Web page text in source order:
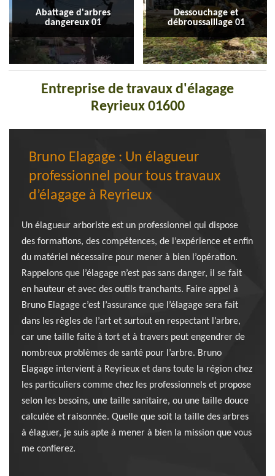
Abattage d'arbres
dangereux 01
Dessouchage et
débroussaillage 01
Entreprise de travaux d'élagage
Reyrieux 01600
Bruno Elagage : Un élagueur
professionnel pour tous travaux
d’élagage à Reyrieux
Un élagueur arboriste est un professionnel qui dispose
des formations, des compétences, de l’expérience et enfin
du matériel nécessaire pour mener à bien l’opération.
Rappelons que l’élagage n’est pas sans danger, il se fait
en hauteur et avec des outils tranchants. Faire appel à
Bruno Elagage c’est l’assurance que l’élagage sera fait
dans les règles de l’art et surtout en respectant l’arbre,
car une taille faite à tort et à travers peut engendrer de
nombreux problèmes de santé pour l’arbre. Bruno
Elagage intervient à Reyrieux et dans toute la région chez
les particuliers comme chez les professionnels et propose
selon les besoins, une taille sanitaire, ou une taille douce
calculée et raisonnée. Quelle que soit la taille des arbres
à élaguer, je suis apte à mener à bien la mission que vous
me confierez.